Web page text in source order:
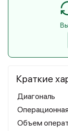
Краткие
Диагональ
Объем